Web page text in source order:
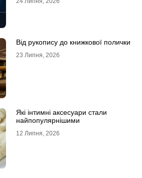
Від рукопису до книжкової полички
23 Липня, 2026
Які інтимні аксесуари стали
найпопулярнішими
12 Липня, 2026